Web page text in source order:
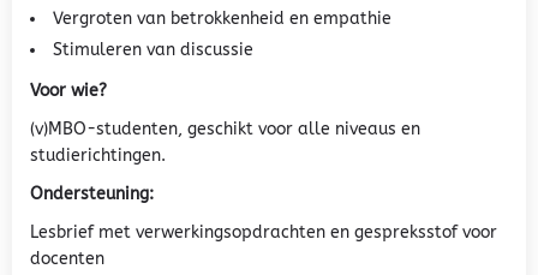
Vergroten van betrokkenheid en empathie
Stimuleren van discussie
Voor wie?
(v)MBO-studenten, geschikt voor alle niveaus en
studierichtingen.
Ondersteuning:
Lesbrief met verwerkingsopdrachten en gespreksstof voor
docenten